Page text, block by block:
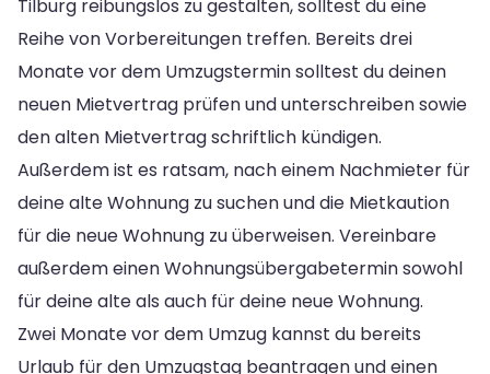
Tilburg reibungslos zu gestalten, solltest du eine
Reihe von Vorbereitungen treffen. Bereits drei
Monate vor dem Umzugstermin solltest du deinen
neuen Mietvertrag prüfen und unterschreiben sowie
den alten Mietvertrag schriftlich kündigen.
Außerdem ist es ratsam, nach einem Nachmieter für
deine alte Wohnung zu suchen und die Mietkaution
für die neue Wohnung zu überweisen. Vereinbare
außerdem einen Wohnungsübergabetermin sowohl
für deine alte als auch für deine neue Wohnung.
Zwei Monate vor dem Umzug kannst du bereits
Urlaub für den Umzugstag beantragen und einen